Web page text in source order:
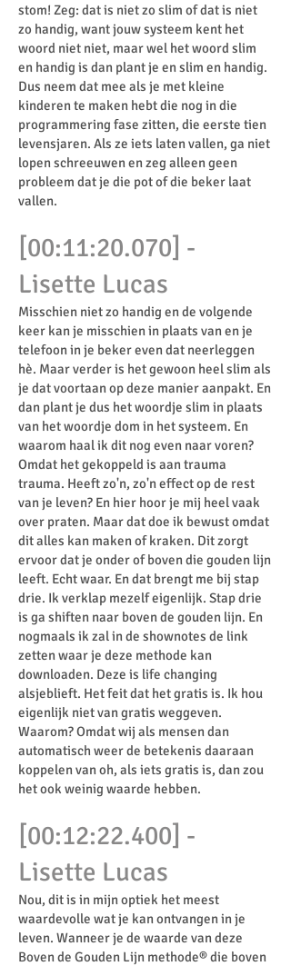
stom! Zeg: dat is niet zo slim of dat is niet
zo handig, want jouw systeem kent het
woord niet niet, maar wel het woord slim
en handig is dan plant je en slim en handig.
Dus neem dat mee als je met kleine
kinderen te maken hebt die nog in die
programmering fase zitten, die eerste tien
levensjaren. Als ze iets laten vallen, ga niet
lopen schreeuwen en zeg alleen geen
probleem dat je die pot of die beker laat
vallen.
[00:11:20.070] -
Lisette Lucas
Misschien niet zo handig en de volgende
keer kan je misschien in plaats van en je
telefoon in je beker even dat neerleggen
hè. Maar verder is het gewoon heel slim als
je dat voortaan op deze manier aanpakt. En
dan plant je dus het woordje slim in plaats
van het woordje dom in het systeem. En
waarom haal ik dit nog even naar voren?
Omdat het gekoppeld is aan trauma
trauma. Heeft zo'n, zo'n effect op de rest
van je leven? En hier hoor je mij heel vaak
over praten. Maar dat doe ik bewust omdat
dit alles kan maken of kraken. Dit zorgt
ervoor dat je onder of boven die gouden lijn
leeft. Echt waar. En dat brengt me bij stap
drie. Ik verklap mezelf eigenlijk. Stap drie
is ga shiften naar boven de gouden lijn. En
nogmaals ik zal in de shownotes de link
zetten waar je deze methode kan
downloaden. Deze is life changing
alsjeblieft. Het feit dat het gratis is. Ik hou
eigenlijk niet van gratis weggeven.
Waarom? Omdat wij als mensen dan
automatisch weer de betekenis daaraan
koppelen van oh, als iets gratis is, dan zou
het ook weinig waarde hebben.
[00:12:22.400] -
Lisette Lucas
Nou, dit is in mijn optiek het meest
waardevolle wat je kan ontvangen in je
leven. Wanneer je de waarde van deze
Boven de Gouden Lijn methode® die boven